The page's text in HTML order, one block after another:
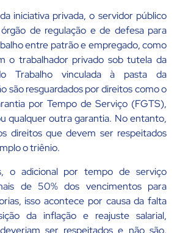
iniciativa privada, o servidor público
de regulação e de defesa para
entre patrão e empregado, como
o trabalhador privado sob tutela da
Trabalho vinculada à pasta da
são resguardados por direitos como o
por Tempo de Serviço (FGTS),
qualquer outra garantia. No entanto,
direitos que devem ser respeitados
o triênio.
o adicional por tempo de serviço
de 50% dos vencimentos para
isso acontece por causa da falta
da inflação e reajuste salarial,
ser respeitados e não são.